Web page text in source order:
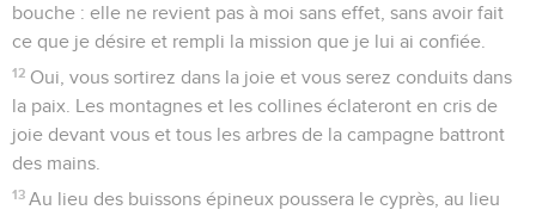
bouche : elle ne revient pas à moi sans effet, sans avoir fait
ce que je désire et rempli la mission que je lui ai confiée.
12 Oui, vous sortirez dans la joie et vous serez conduits dans
la paix. Les montagnes et les collines éclateront en cris de
joie devant vous et tous les arbres de la campagne battront
des mains.
13 Au lieu des buissons épineux poussera le cyprès, au lieu